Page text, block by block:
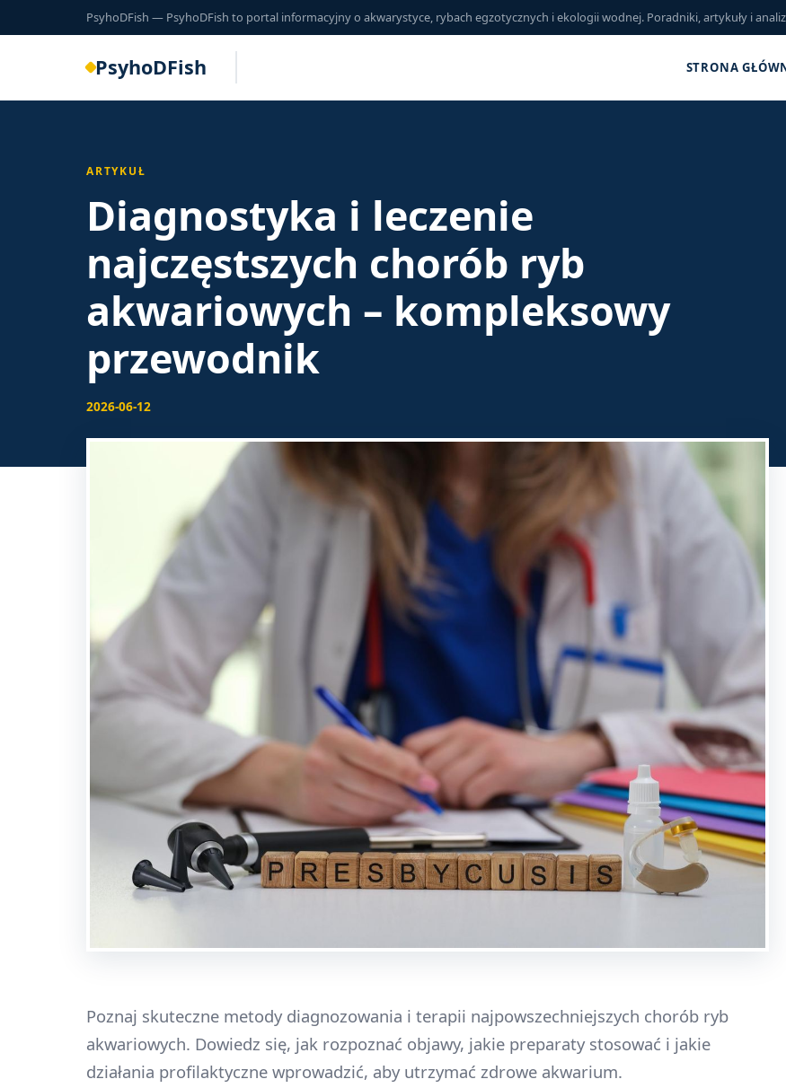
PsyhoDFish — PsyhoDFish to portal informacyjny o akwarystyce, rybach egzotycznych i ekologii wodnej. Poradniki, artykuły i
PsyhoDFish STRONA
ARTYKUŁ
Diagnostyka i leczenie
najczęstszych chorób ryb
akwariowych – kompleksowy
przewodnik
2026-06-12
Poznaj skuteczne metody diagnozowania i terapii najpowszechniejszych chorób ryb
akwariowych. Dowiedz się, jak rozpoznać objawy, jakie preparaty stosować i jakie
działania profilaktyczne wprowadzić, aby utrzymać zdrowe akwarium.